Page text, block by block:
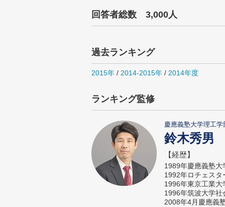
回答者総数 3,000人
過去ランキング
2015年 / 2014-2015年 / 2014年度
ランキング監修
慶應義塾大学理工
鈴木秀男
【経歴】
1989年慶應義塾
1992年ロチェス
1996年東京工業
1996年筑波大学
2008年4月慶應義